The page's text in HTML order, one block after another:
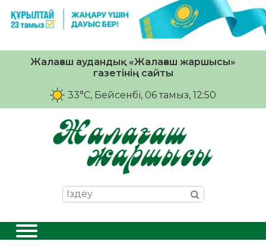
Жалағаш аудандық «Жалағаш жаршысы»
газетінің сайты
33°C, Бейсенбі, 06 тамыз, 12:50